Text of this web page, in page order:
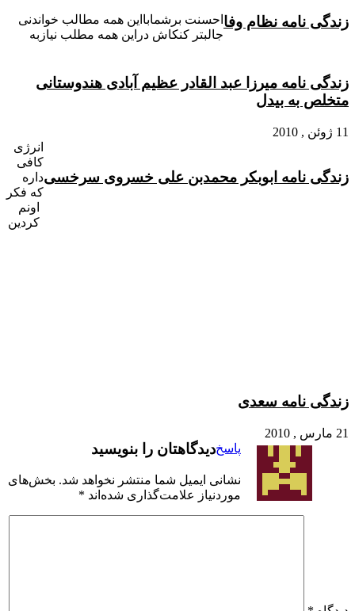
زندگی نامه نظام وفا
زندگی نامه میرزا عبد القادر عظیم آبادی هندوستانی
متخلص به بیدل
11 ژوئن , 2010
زندگی نامه ابوبکر محمدبن علی خسروی سرخسی
زندگی نامه سعدی
21 مارس , 2010
احسنت برشمابااین همه مطالب خواندنی
جالبتر کنکاش دراین همه مطلب نیازبه
انرژی
کافی
داره
که فکر
اونم
کردین
پاسخدیدگاهتان را بنویسید
نشانی ایمیل شما منتشر نخواهد شد. بخش‌های
موردنیاز علامت‌گذاری شده‌اند *